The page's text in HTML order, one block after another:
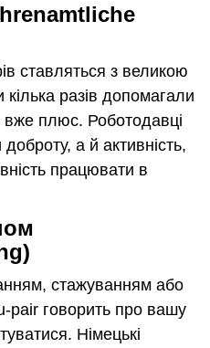
ставляться з великою
разів допомагали
вже плюс. Роботодавці
а й активність,
працювати в
стажуванням або
pair говорить про вашу
Німецькі